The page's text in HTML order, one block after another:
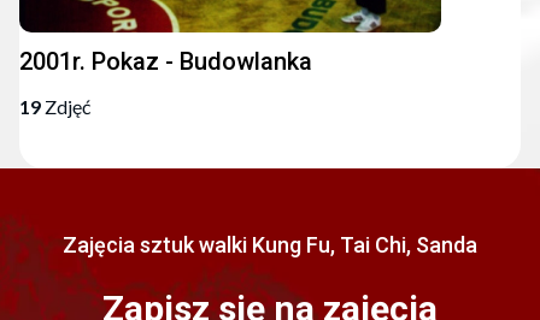
2001r. Pokaz - Budowlanka
19 Zdjęć
Zajęcia sztuk walki Kung Fu, Tai Chi, Sanda
Zapisz się na zajęcia